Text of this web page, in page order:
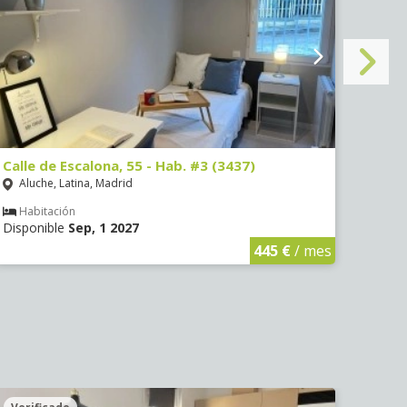
Calle de Escalona, 55 - Hab. #3 (3437)
Aluche, Latina, Madrid
Habitación
Disponible Sep, 1 2027
445 €/ mes